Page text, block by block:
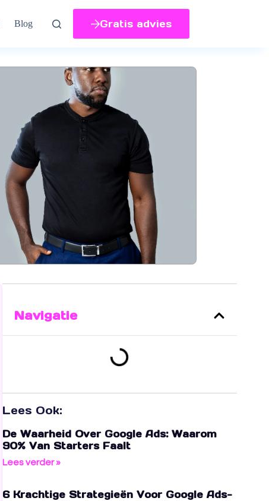
Blog Gratis advies
Navigatie
Lees Ook:
De Waarheid Over Google Ads: Waarom
90% Van Starters Faalt
Lees verder »
6 Krachtige Strategieën Voor Google Ads-